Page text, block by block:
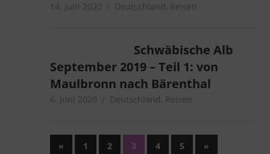
14. Juni 2020 microcamper
Deutschland, Reisen
Schwäbische Alb
September 2019 – Teil 1: von
Maulbronn nach Bärenthal
6. Juni 2020 microcamper
Deutschland, Reisen
Seitennummerierung
«Vorherige
1 2 3 4 5
Nächste
»